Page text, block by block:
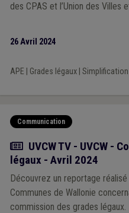
des CPAS et l’Union des Villes
aux pouvoirs locaux est
bénéficient, et que la charge
26 Avril 2024
APE Grades légaux|
Communication
Actualité
UVCW TV - UVCW -
légaux - Avril 2024
Découvrez un reportage
Communes de Wallonie
commission des grades légaux.